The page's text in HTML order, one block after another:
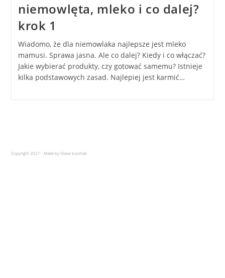
niemowlęta, mleko i co dalej?
krok 1
Wiadomo, że dla niemowlaka najlepsze jest mleko
mamusi. Sprawa jasna. Ale co dalej? Kiedy i co włączać?
Jakie wybierać produkty, czy gotować samemu? Istnieje
kilka podstawowych zasad. Najlepiej jest karmić…
Copyright 2021 - Made by Oskar Łoziński